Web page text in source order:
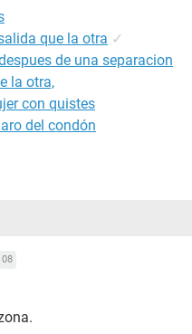
que la otra ✓
de una separacion
la otra,
con quistes
del condón